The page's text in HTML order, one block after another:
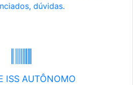
dúvidas.
ISS AUTÔNOMO